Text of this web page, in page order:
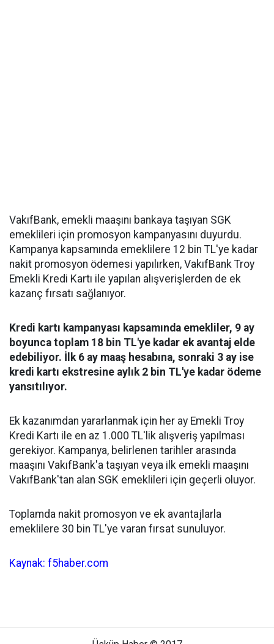
VakıfBank, emekli maaşını bankaya taşıyan SGK
emeklileri için promosyon kampanyasını duyurdu.
Kampanya kapsamında emeklilere 12 bin TL'ye kadar
nakit promosyon ödemesi yapılırken, VakıfBank Troy
Emekli Kredi Kartı ile yapılan alışverişlerden de ek
kazanç fırsatı sağlanıyor.
Kredi kartı kampanyası kapsamında emekliler, 9 ay
boyunca toplam 18 bin TL'ye kadar ek avantaj elde
edebiliyor. İlk 6 ay maaş hesabına, sonraki 3 ay ise
kredi kartı ekstresine aylık 2 bin TL'ye kadar ödeme
yansıtılıyor.
Ek kazanımdan yararlanmak için her ay Emekli Troy
Kredi Kartı ile en az 1.000 TL'lik alışveriş yapılması
gerekiyor. Kampanya, belirlenen tarihler arasında
maaşını VakıfBank'a taşıyan veya ilk emekli maaşını
VakıfBank'tan alan SGK emeklileri için geçerli oluyor.
Toplamda nakit promosyon ve ek avantajlarla
emeklilere 30 bin TL'ye varan fırsat sunuluyor.
Kaynak: f5haber.com